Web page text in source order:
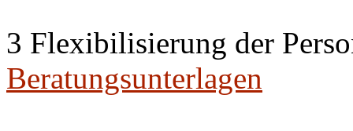
3 Flexibilisierung der
Beratungsunterlagen